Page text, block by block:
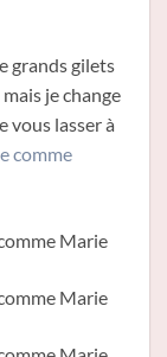
grands gilets
je change
vous lasser à
comme